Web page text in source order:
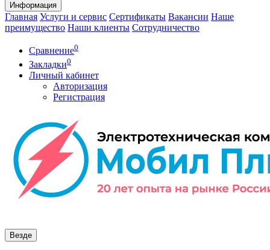
Информация
Главная Услуги и сервис Сертификаты Вакансии Наше
преимущество Наши клиенты Сотрудничество
Сравнение0
Закладки0
Личный кабинет
Авторизация
Регистрация
Везде